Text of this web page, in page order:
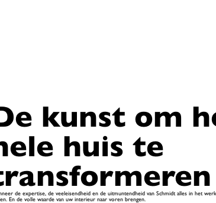
kunst om
huis te
de expertise, de veeleisendheid en de uitmuntendheid van Schmidt alles in het
En de volle waarde van uw interieur naar voren brengen.